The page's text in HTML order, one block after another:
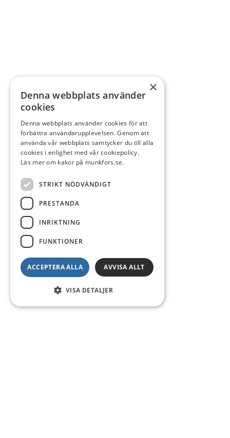
×
Denna webbplats använder
cookies
Denna webbplats använder cookies för att
förbättra användarupplevelsen. Genom att
använda vår webbplats samtycker du till alla
cookies i enlighet med vår cookiepolicy.
Läs mer om kakor på munkfors.se.
STRIKT NÖDVÄNDIGT
PRESTANDA
INRIKTNING
FUNKTIONER
ACCEPTERA ALLA AVVISA ALLT
VISA DETALJER